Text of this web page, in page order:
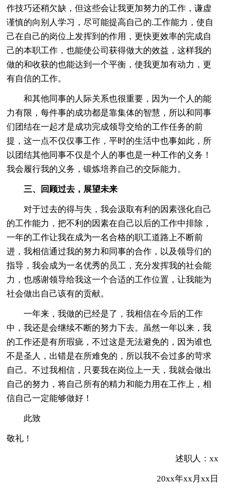
作技巧还稍欠缺，但这些会让我更加努力的工作，谦虚
谨慎的向别人学习，尽可能提高自己的.工作能力，使自
己在自己的岗位上发挥到的作用，更快更效率的完成自
己的本职工作，也能使公司获得做大的效益，这样我的
做的和收获的也能达到一个平衡，使我更加有动力，更
有自信的工作。
和其他同事的人际关系也很重要，因为一个人的能
力有限，每件事的成功都是靠集体的智慧，所以和同事
们团结在一起才是成功完成领导交给的工作任务的前
提，这一点不仅仅事工作，平时的生活中也事如此，所
以团结其他同事不仅是个人的事也是一种工作的义务！
我会履行我的义务，锻炼培养自己的交际能力。
三、回顾过去，展望未来
对于过去的得与失，我会汲取有利的因素强化自己
的工作能力，把不利的因素在自己以后的工作中排除，
一年的工作让我在成为一名合格的职工道路上不断前
进，我相信通过我的努力和同事的合作，以及领导们的
指导，我会成为一名优秀的员工，充分发挥我的社会能
力，也感谢领导给我这一个合适的工作位置，让我能为
社会做出自己该有的贡献。
一年来，我做的已经是了，我相信在今后的工作
中，我还是会继续不断的努力下去。虽然一年以来，我
的工作还是有所瑕疵，不过这是无法避免的，因为谁也
不是圣人，出错是在所难免的，所以我不会过多的苛求
自己。不过我相信，只要我在岗位上一天，我就会做出
自己的努力，将自己所有的精力和能力用在工作上，相
信自己一定能够做好！
此致
敬礼！
述职人：xx
20xx年xx月xx日